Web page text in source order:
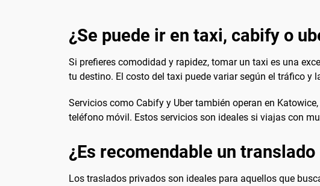
¿Se puede ir en taxi, cabify o
Si prefieres comodidad y rapidez, tomar un taxi es una
tu destino. El costo del taxi puede variar según el tráfico y
Servicios como Cabify y Uber también operan en
teléfono móvil. Estos servicios son ideales si viajas con
¿Es recomendable un
Los traslados privados son ideales para aquellos que